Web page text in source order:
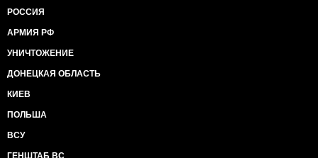
РОССИЯ
АРМИЯ РФ
УНИЧТОЖЕНИЕ
ДОНЕЦКАЯ ОБЛАСТЬ
КИЕВ
ПОЛЬША
ВСУ
ГЕНШТАБ ВС